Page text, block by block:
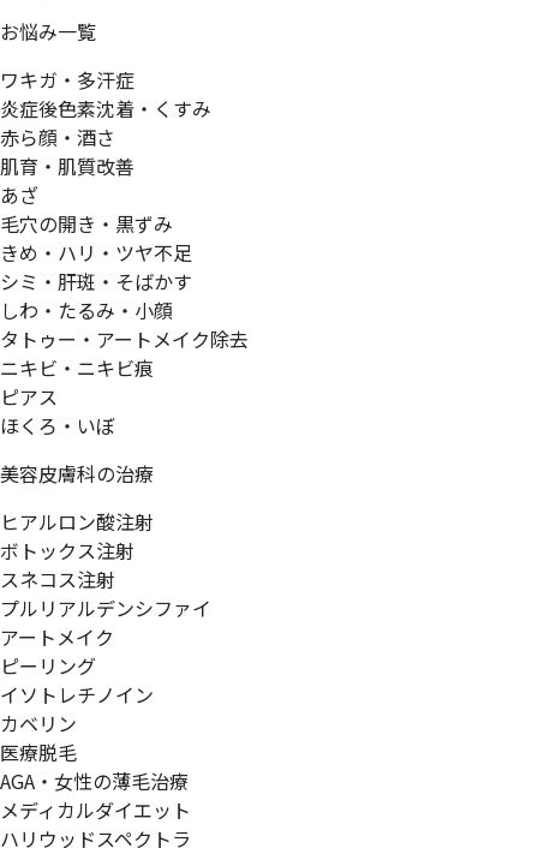
お悩み一覧
ワキガ・多汗症
炎症後色素沈着・くすみ
赤ら顔・酒さ
肌育・肌質改善
あざ
毛穴の開き・黒ずみ
きめ・ハリ・ツヤ不足
シミ・肝斑・そばかす
しわ・たるみ・小顔
タトゥー・アートメイク除去
ニキビ・ニキビ痕
ピアス
ほくろ・いぼ
美容皮膚科の治療
ヒアルロン酸注射
ボトックス注射
スネコス注射
プルリアルデンシファイ
アートメイク
ピーリング
イソトレチノイン
カベリン
医療脱毛
AGA・女性の薄毛治療
メディカルダイエット
ハリウッドスペクトラ